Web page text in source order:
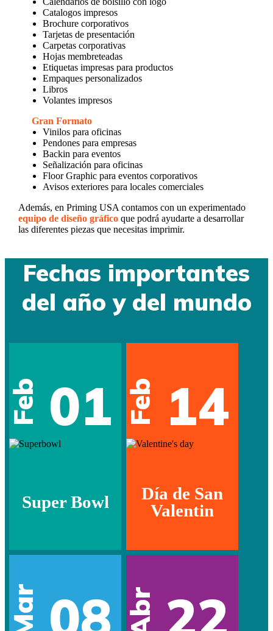
Catalogos impresos
Brochure corporativos
Tarjetas de presentación
Carpetas corporativas
Hojas membreteadas
Etiquetas impresas para productos
Empaques personalizados
Libros
Volantes impresos
Gran Formato
Vinilos para oficinas
Pendones para empresas
Backin para eventos
Señalización para oficinas
Floor Graphic para eventos corporativos
Avisos exteriores para locales comerciales
Además, en Priming USA contamos con un experimentado
equipo de diseño gráficoque podrá ayudarte a desarrollar
las diferentes piezas que necesitas imprimir.
Fechas importantes
del año y del mundo
Feb 01
Super Bowl
Feb 14
Día de San
Valentin
Mar 08 Abr 22